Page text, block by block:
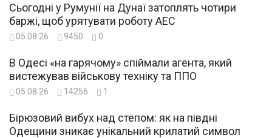
Сьогодні у Румунії на Дунаї затоплять чотири
баржі, щоб урятувати роботу АЕС
05.08.26 9450 0
В Одесі «на гарячому» спіймали агента, який
вистежував військову техніку та ППО
05.08.26 14256 1
Бірюзовий вибух над степом: як на півдні
Одещини зникає унікальний крилатий символ